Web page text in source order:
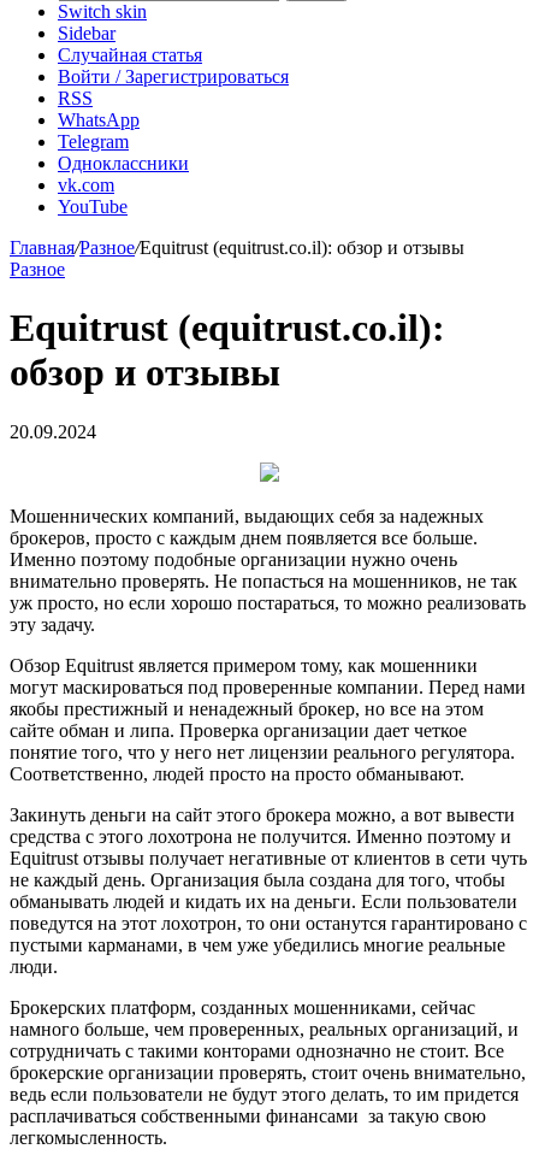
Switch skin
Sidebar
Случайная статья
Войти / Зарегистрироваться
RSS
WhatsApp
Telegram
Одноклассники
vk.com
YouTube
Главная/Разное/Equitrust (equitrust.co.il): обзор и отзывы
Разное
Equitrust (equitrust.co.il):
обзор и отзывы
20.09.2024
Мошеннических компаний, выдающих себя за надежных
брокеров, просто с каждым днем появляется все больше.
Именно поэтому подобные организации нужно очень
внимательно проверять. Не попасться на мошенников, не так
уж просто, но если хорошо постараться, то можно реализовать
эту задачу.
Обзор Equitrust является примером тому, как мошенники
могут маскироваться под проверенные компании. Перед нами
якобы престижный и ненадежный брокер, но все на этом
сайте обман и липа. Проверка организации дает четкое
понятие того, что у него нет лицензии реального регулятора.
Соответственно, людей просто на просто обманывают.
Закинуть деньги на сайт этого брокера можно, а вот вывести
средства с этого лохотрона не получится. Именно поэтому и
Equitrust отзывы получает негативные от клиентов в сети чуть
не каждый день. Организация была создана для того, чтобы
обманывать людей и кидать их на деньги. Если пользователи
поведутся на этот лохотрон, то они останутся гарантировано с
пустыми карманами, в чем уже убедились многие реальные
люди.
Брокерских платформ, созданных мошенниками, сейчас
намного больше, чем проверенных, реальных организаций, и
сотрудничать с такими конторами однозначно не стоит. Все
брокерские организации проверять, стоит очень внимательно,
ведь если пользователи не будут этого делать, то им придется
расплачиваться собственными финансами за такую свою
легкомысленность.